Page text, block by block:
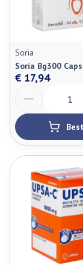
Soria
Soria Bg300
€ 17,94